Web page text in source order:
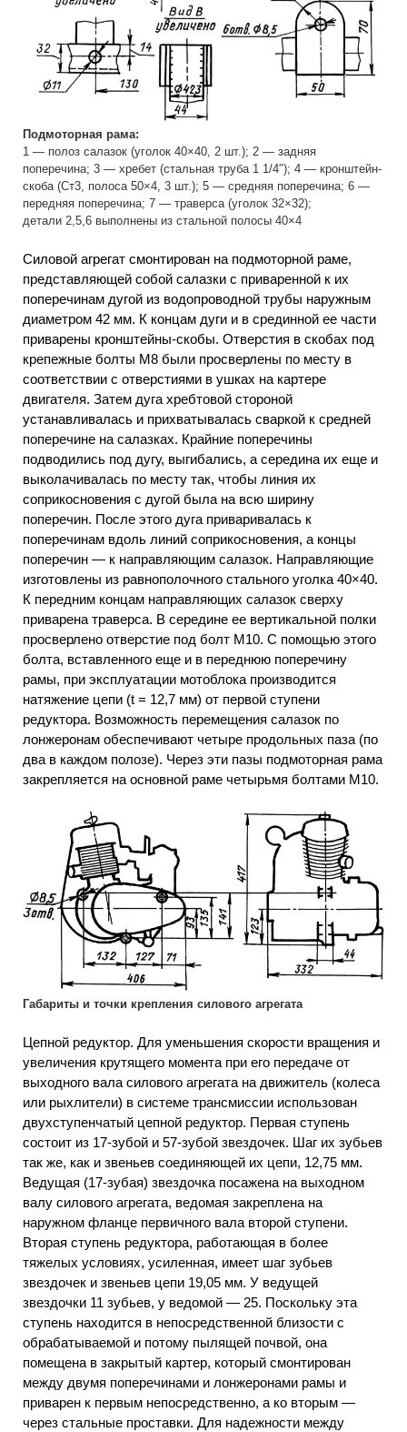
Подмоторная рама:
1 — полоз салазок (уголок 40×40, 2 шт.); 2 — задняя
поперечина; 3 — хребет (стальная труба 1 1/4″); 4 — кронштейн-
скоба (Ст3, полоса 50×4, 3 шт.); 5 — средняя поперечина; 6 —
передняя поперечина; 7 — траверса (уголок 32×32);
детали 2,5,6 выполнены из стальной полосы 40×4
Силовой агрегат смонтирован на подмоторной раме,
представляющей собой салазки с приваренной к их
поперечинам дугой из водопроводной трубы наружным
диаметром 42 мм. К концам дуги и в срединной ее части
приварены кронштейны-скобы. Отверстия в скобах под
крепежные болты М8 были просверлены по месту в
соответствии с отверстиями в ушках на картере
двигателя. Затем дуга хребтовой стороной
устанавливалась и прихватывалась сваркой к средней
поперечине на салазках. Крайние поперечины
подводились под дугу, выгибались, а середина их еще и
выколачивалась по месту так, чтобы линия их
соприкосновения с дугой была на всю ширину
поперечин. После этого дуга приваривалась к
поперечинам вдоль линий соприкосновения, а концы
поперечин — к направляющим салазок. Направляющие
изготовлены из равнополочного стального уголка 40×40.
К передним концам направляющих салазок сверху
приварена траверса. В середине ее вертикальной полки
просверлено отверстие под болт М10. С помощью этого
болта, вставленного еще и в переднюю поперечину
рамы, при эксплуатации мотоблока производится
натяжение цепи (t = 12,7 мм) от первой ступени
редуктора. Возможность перемещения салазок по
лонжеронам обеспечивают четыре продольных паза (по
два в каждом полозе). Через эти пазы подмоторная рама
закрепляется на основной раме четырьмя болтами М10.
Габариты и точки крепления силового агрегата
Цепной редуктор. Для уменьшения скорости вращения и
увеличения крутящего момента при его передаче от
выходного вала силового агрегата на движитель (колеса
или рыхлители) в системе трансмиссии использован
двухступенчатый цепной редуктор. Первая ступень
состоит из 17-зубой и 57-зубой звездочек. Шаг их зубьев
так же, как и звеньев соединяющей их цепи, 12,75 мм.
Ведущая (17-зубая) звездочка посажена на выходном
валу силового агрегата, ведомая закреплена на
наружном фланце первичного вала второй ступени.
Вторая ступень редуктора, работающая в более
тяжелых условиях, усиленная, имеет шаг зубьев
звездочек и звеньев цепи 19,05 мм. У ведущей
звездочки 11 зубьев, у ведомой — 25. Поскольку эта
ступень находится в непосредственной близости с
обрабатываемой и потому пылящей почвой, она
помещена в закрытый картер, который смонтирован
между двумя поперечинами и лонжеронами рамы и
приварен к первым непосредственно, а ко вторым —
через стальные проставки. Для надежности между